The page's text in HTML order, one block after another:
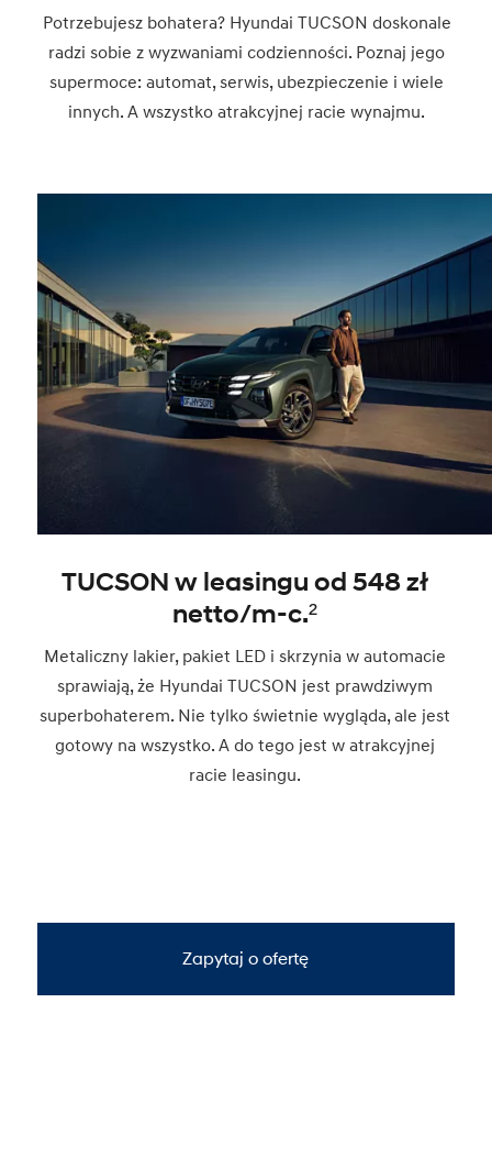
Potrzebujesz bohatera? Hyundai TUCSON doskonale
radzi sobie z wyzwaniami codzienności. Poznaj jego
supermoce: automat, serwis, ubezpieczenie i wiele
innych. A wszystko atrakcyjnej racie wynajmu.
TUCSON w leasingu od 548 zł
netto/m-c.²
Metaliczny lakier, pakiet LED i skrzynia w automacie
sprawiają, że Hyundai TUCSON jest prawdziwym
superbohaterem. Nie tylko świetnie wygląda, ale jest
gotowy na wszystko. A do tego jest w atrakcyjnej
racie leasingu.
Zapytaj o ofertę